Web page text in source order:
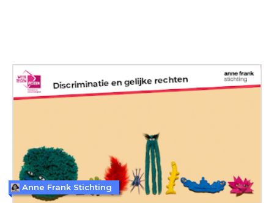
Anne Frank Stichting